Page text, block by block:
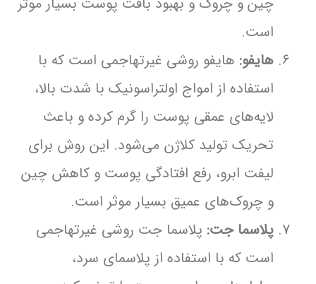
است.
هایفو: هایفو روشی غیرتهاجمی است که با
استفاده از امواج اولتراسونیک با شدت بالا،
لایه‌های عمقی پوست را گرم کرده و باعث
تحریک تولید کلاژن می‌شود. این روش برای
لیفت ابرو، رفع افتادگی پوست و کاهش چین
و چروک‌های عمیق بسیار موثر است.
پلاسما جت: پلاسما جت روشی غیرتهاجمی
است که با استفاده از پلاسمای سرد،